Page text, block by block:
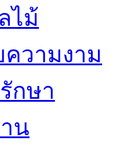
ไม้
วามงาม
กษา
น